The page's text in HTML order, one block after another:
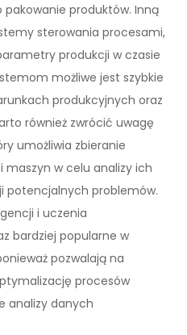
produktów. Inną
sterowania procesami,
produkcji w czasie
możliwe jest szybkie
produkcyjnych oraz
również zwrócić uwagę
umożliwia zbieranie
maszyn w celu analizy ich
potencjalnych problemów.
i uczenia
bardziej popularne w
pozwalają na
procesów
analizy danych